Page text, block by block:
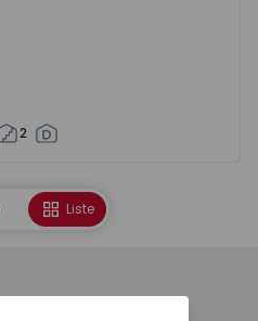
2
Liste